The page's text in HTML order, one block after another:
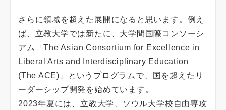
さらに領域を超えた展開になると思います。例え
ば、立教大学では新たに、大学間国際コンソーシ
アム「The Asian Consortium for Excellence in
Liberal Arts and Interdisciplinary Education
(The ACE)」というプログラムで、国を超えたリ
ーダーシップ開発を始めています。
2023年夏には、立教大学、ソウル大学校自由専攻